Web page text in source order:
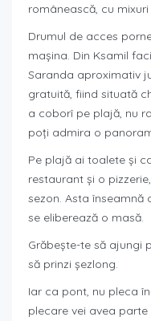
românească, cu
Drumul de acces
mașina. Din Ksamil
Saranda aproximativ
gratuită, fiind situată
a coborî pe plajă, nu
poți admira o
Pe plajă ai toalete și
restaurant și o
sezon. Asta
se eliberează o masă.
Grăbește-te să ajungi
să prinzi șezlong.
Iar ca pont, nu pleca
plecare vei avea